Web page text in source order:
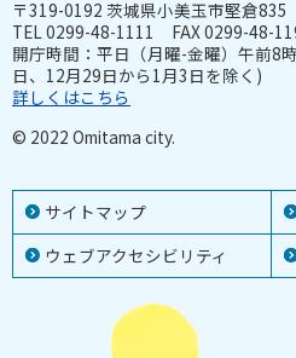
サイトマップ
ウェブアクセシビリティ
〒319-0192 茨城県小美玉市堅倉835
TEL 0299-48-1111 FAX 0299-48-
開庁時間：平日（月曜-金曜）午前8
日、12月29日から1月3日を除く)
詳しくはこちら
© 2022 Omitama city.